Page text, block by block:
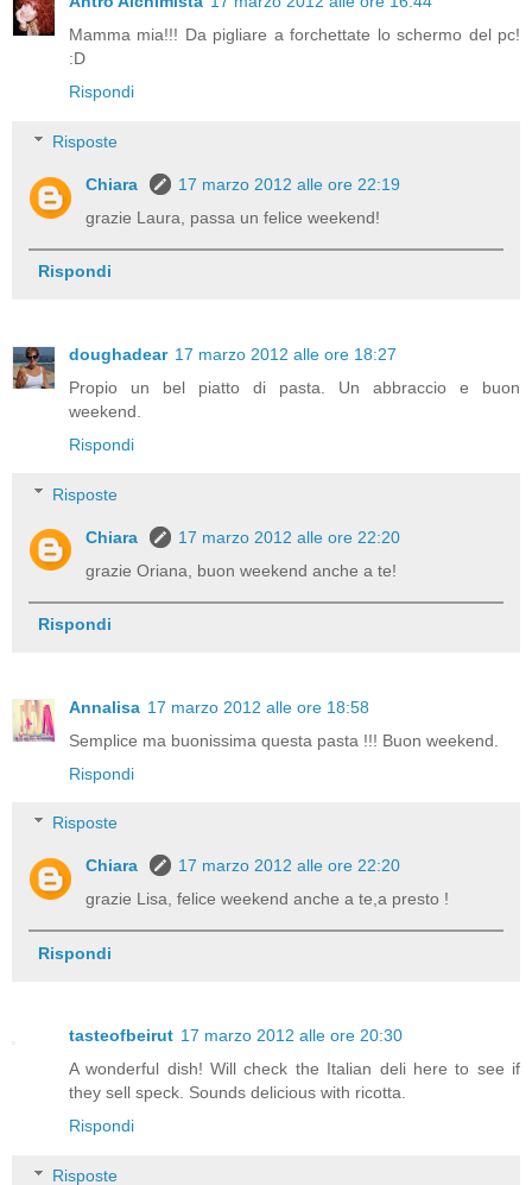
Mamma mia!!! Da pigliare a forchettate lo schermo del pc!
:D
Rispondi
Risposte
Chiara
17 marzo 2012 alle ore 22:19
grazie Laura, passa un felice weekend!
Rispondi
doughadear 17 marzo 2012 alle ore 18:27
Propio un bel piatto di pasta. Un abbraccio e buon
weekend.
Rispondi
Risposte
Chiara
17 marzo 2012 alle ore 22:20
grazie Oriana, buon weekend anche a te!
Rispondi
Annalisa 17 marzo 2012 alle ore 18:58
Semplice ma buonissima questa pasta !!! Buon weekend.
Rispondi
Risposte
Chiara
17 marzo 2012 alle ore 22:20
grazie Lisa, felice weekend anche a te,a presto !
Rispondi
tasteofbeirut 17 marzo 2012 alle ore 20:30
A wonderful dish! Will check the Italian deli here to see if
they sell speck. Sounds delicious with ricotta.
Rispondi
Risposte